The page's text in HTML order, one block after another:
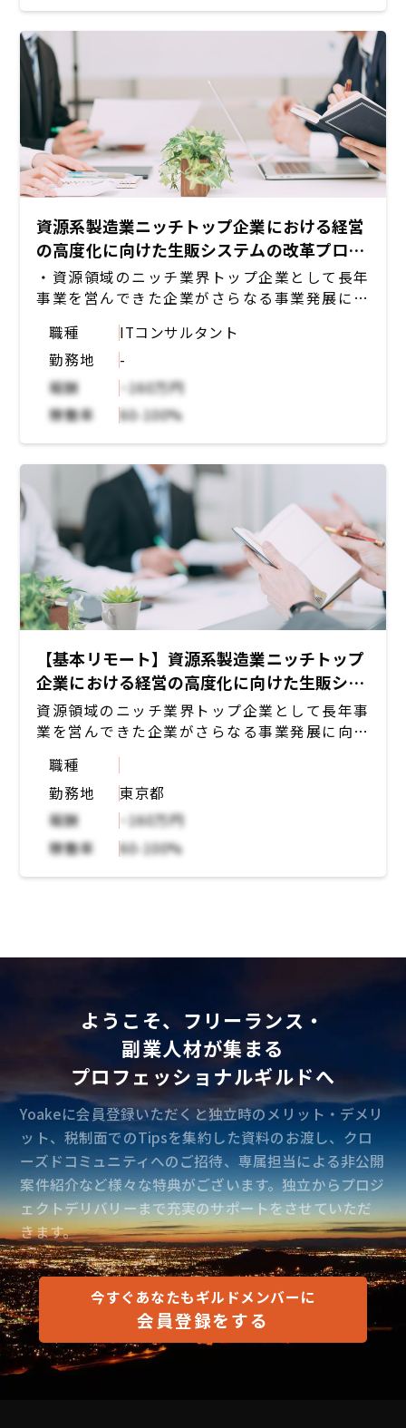
・サービス利用の推進
資源系製造業ニッチトップ企業における経営
の高度化に向けた生販システムの改革プロジ
ェクト
・資源領域のニッチ業界トップ企業として長年
事業を営んできた企業がさらなる事業発展に向
盤の高度化プロジェクトを進めている
・クライアント企業における将来のあるべき経
営の姿の検討という上段の構想策定から、実際
にビジネスで実現する為のシステムの開発まで
を手掛ける一気通貫のプロジェクト
・本プロジェクトでは基幹システムが刷新の対
象となっており、こちらの生販領域をリード頂
ける方を募集
・あるべき業務フローに基づく要件定義~シス
テムの選定及び導入支援
・システムベンダーとの各種コミュニケーショ
ン
職種
ITコンサルタント
勤務地
-
報酬
~160万円
稼働率
60-100%
【基本リモート】資源系製造業ニッチトップ
企業における経営の高度化に向けた生販シス
テムの改革プロジェクト
資源領域のニッチ業界トップ企業として長年事
業を営んできた企業がさらなる事業発展に向け
て、データドリブン経営を可能とする経営基盤
の高度化プロジェクトを進めています。
クライアント企業における将来のあるべき経営
の姿の検討という上段の構想策定から、実際に
ビジネスで実現する為のシステムの開発までを
手掛ける一気通貫のプロジェクトです。
本プロジェクトでは基幹システムが刷新の対象
職種
勤務地
東京都
報酬
~160万円
稼働率
60-100%
ようこそ、フリーランス・
副業人材が集まる
プロフェッショナルギルドへ
Yoakeに会員登録いただくと独立時のメリット・デメリ
ット、税制面でのTipsを集約した資料のお渡し、クロ
ーズドコミュニティへのご招待、専属担当による非公開
案件紹介など様々な特典がございます。独立からプロジ
ェクトデリバリーまで充実のサポートをさせていただ
きます。
今すぐあなたもギルドメンバーに
会員登録をする